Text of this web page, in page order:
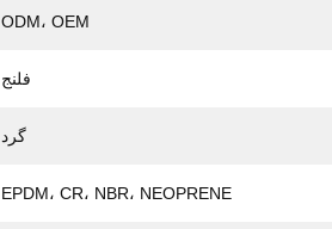
ODM، OEM
فلنج
گرد
EPDM، CR، NBR، NEOPRENE